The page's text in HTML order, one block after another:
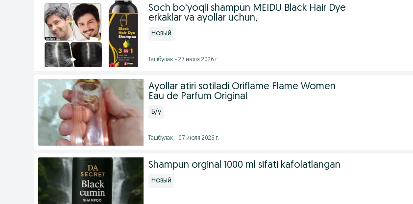
Soch bo'yoqli shampun MEIDU Black Hair Dye
erkaklar va ayollar uchun,
Новый
Ташбулак - 27 июля 2026 г.
Ayollar atiri sotiladi Oriflame Flame Women
Eau de Parfum Original
Б/у
Ташбулак - 07 июля 2026 г.
Shampun orginal 1000 ml sifati kafolatlangan
Новый